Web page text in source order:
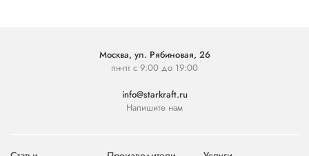
Москва, ул. Рябиновая, 26
пн-пт с 9:00 до 19:00
info@starkraft.ru
Напишите нам